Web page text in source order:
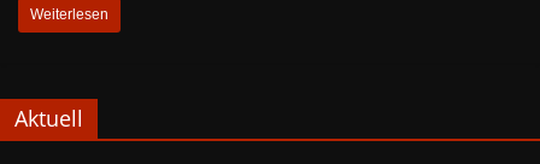
Weiterlesen
Aktuell